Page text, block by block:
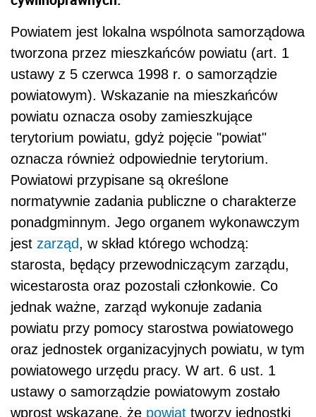
Powiatem jest lokalna wspólnota samorządowa
tworzona przez mieszkańców powiatu (art. 1
ustawy z 5 czerwca 1998 r. o samorządzie
powiatowym). Wskazanie na mieszkańców
powiatu oznacza osoby zamieszkujące
terytorium powiatu, gdyż pojęcie "powiat"
oznacza również odpowiednie terytorium.
Powiatowi przypisane są określone
normatywnie zadania publiczne o charakterze
ponadgminnym. Jego organem wykonawczym
jest zarząd, w skład którego wchodzą:
starosta, będący przewodniczącym zarządu,
wicestarosta oraz pozostali członkowie. Co
jednak ważne, zarząd wykonuje zadania
powiatu przy pomocy starostwa powiatowego
oraz jednostek organizacyjnych powiatu, w tym
powiatowego urzędu pracy. W art. 6 ust. 1
ustawy o samorządzie powiatowym zostało
wprost wskazane, że powiat tworzy jednostki